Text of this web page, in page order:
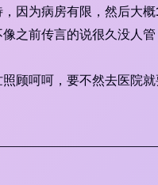
因为病房有限，然后大
之前传言的说很久没人
顾呵呵，要不然去医院